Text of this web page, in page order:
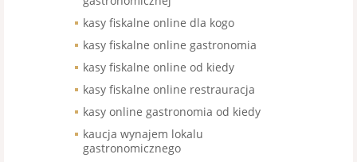
kasy fiskalne online dla kogo
kasy fiskalne online gastronomia
kasy fiskalne online od kiedy
kasy fiskalne online restrauracja
kasy online gastronomia od kiedy
kaucja wynajem lokalu
gastronomicznego